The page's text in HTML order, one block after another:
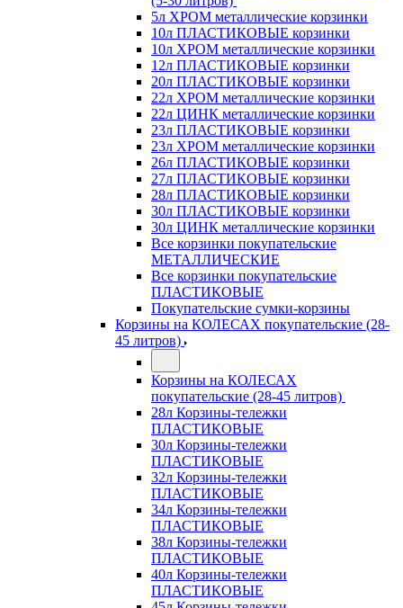
5л ХРОМ металлические корзинки
10л ПЛАСТИКОВЫЕ корзинки
10л ХРОМ металлические корзинки
12л ПЛАСТИКОВЫЕ корзинки
20л ПЛАСТИКОВЫЕ корзинки
22л ХРОМ металлические корзинки
22л ЦИНК металлические корзинки
23л ПЛАСТИКОВЫЕ корзинки
23л ХРОМ металлические корзинки
26л ПЛАСТИКОВЫЕ корзинки
27л ПЛАСТИКОВЫЕ корзинки
28л ПЛАСТИКОВЫЕ корзинки
30л ПЛАСТИКОВЫЕ корзинки
30л ЦИНК металлические корзинки
Все корзинки покупательские
МЕТАЛЛИЧЕСКИЕ
Все корзинки покупательские
ПЛАСТИКОВЫЕ
Покупательские сумки-корзины
Корзины на КОЛЕСАХ покупательские (28-
45 литров)
Корзины на КОЛЕСАХ
покупательские (28-45 литров)
28л Корзины-тележки
ПЛАСТИКОВЫЕ
30л Корзины-тележки
ПЛАСТИКОВЫЕ
32л Корзины-тележки
ПЛАСТИКОВЫЕ
34л Корзины-тележки
ПЛАСТИКОВЫЕ
38л Корзины-тележки
ПЛАСТИКОВЫЕ
40л Корзины-тележки
ПЛАСТИКОВЫЕ